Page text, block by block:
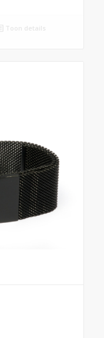
Toon details